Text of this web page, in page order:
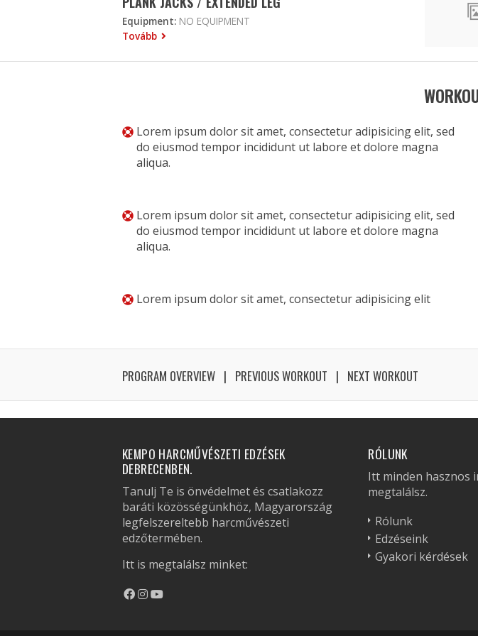
Equipment: NO EQUIPMENT
Tovább
Lorem ipsum dolor sit amet, consectetur adipisicing elit, sed
do eiusmod tempor incididunt ut labore et dolore magna
aliqua.
Lorem ipsum dolor sit amet, consectetur adipisicing elit, sed
do eiusmod tempor incididunt ut labore et dolore magna
aliqua.
Lorem ipsum dolor sit amet, consectetur adipisicing elit
PROGRAM OVERVIEW PREVIOUS WORKOUT NEXT WORKOUT
KEMPO HARCMŰVÉSZETI EDZÉSEK
DEBRECENBEN.
Tanulj Te is önvédelmet és csatlakozz
baráti közösségünkhöz, Magyarország
legfelszereltebb harcművészeti
edzőtermében.
Itt is megtalálsz minket:
RÓLUNK
Itt minden hasznos
megtalálsz.
Rólunk
Edzéseink
Gyakori kérdések